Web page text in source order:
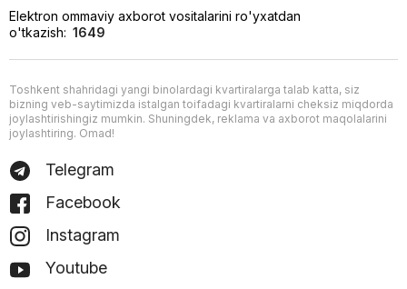
Elektron ommaviy axborot vositalarini ro'yxatdan
o'tkazish: 1649
Toshkent shahridagi yangi binolardagi kvartiralarga talab katta, siz
bizning veb-saytimizda istalgan toifadagi kvartiralarni cheksiz miqdorda
joylashtirishingiz mumkin. Shuningdek, reklama va axborot maqolalarini
joylashtiring. Omad!
Telegram
Facebook
Instagram
Youtube